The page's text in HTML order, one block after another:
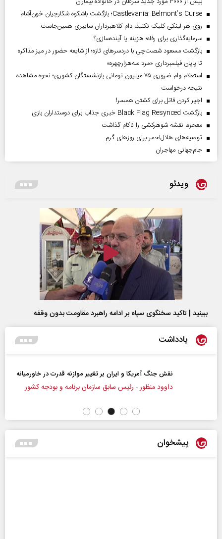
Castlevania: Belmont’s Curse؛ بازگشت باشکوه شکارچیان خون‌آشام
روی هر لینکی کلیک نکنید، دام کلاهبرداران سایبری همین‌جاست
سرمایه‌گذاری برای رفاه؛ هزینه یا آینده‌سازی؟
بازگشت مسعود شصت‌چی با دردسر‌های تازه؛ از شایعه حضور در میز مذاکره
تا پایان فیلمبرداری «مرد سه‌هزارچهره»
استعلام وام ضروری ۷۵ میلیون تومانی بازنشستگان کشوری؛ نحوه مشاهده
نتیجه درخواست
اجیر کردن قاتل برای کشتن همسر!
بازگشت Black Flag Resynced خبری جذاب برای دوستداران بازی
معجزه، نقشه شوهرکشی را ناکام گذاشت
توصیه‌های هلال‌احمر برای روز‌های گرم
جام‌جهانی مهاجران
ویدئو
ببینید | تاکید سخنگوی سپاه بر ادامه راهبرد مقاومت بدون وقفه
یادداشت
نقش جنگ آمریکا و ایران بر تغییر موازنه قدرت در خاورمیانه
داوود منظور - رئیس سابق سازمان برنامه و بودجه کشور
پیشخوان